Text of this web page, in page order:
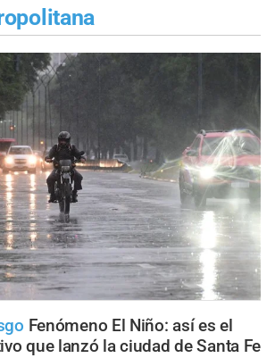
Fenómeno El Niño: así es el
que lanzó la ciudad de Santa Fe